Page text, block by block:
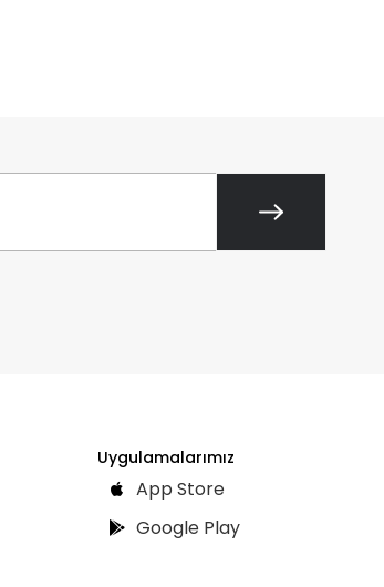
Uygulamalarımız
App Store
Google Play